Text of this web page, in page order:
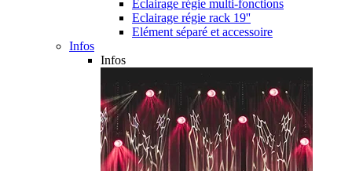
Eclairage régie multi-fonctions
Eclairage régie rack 19''
Elément séparé et accessoire
Infos
Infos